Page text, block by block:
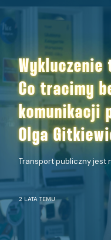
Co tracimy
komunikacji
Olga
Transport publiczny jest
2 LATA TEMU